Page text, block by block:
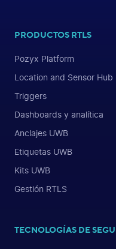
PRODUCTOS RTLS
Pozyx Platform
Location and Sensor Hub
Triggers
Dashboards y analítica
Anclajes UWB
Etiquetas UWB
Kits UWB
Gestión RTLS
TECNOLOGÍAS DE